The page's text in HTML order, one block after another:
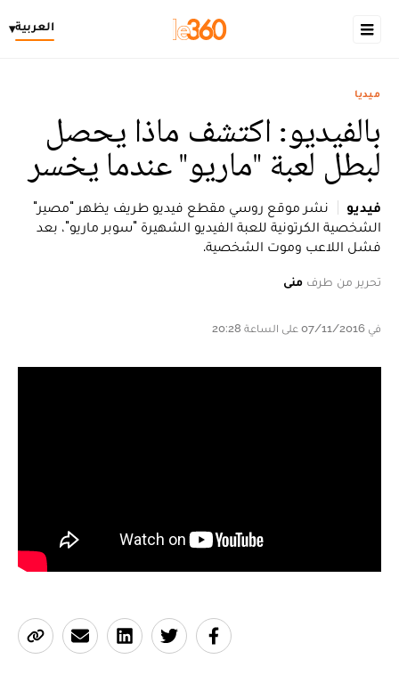
العربية▾
ميديا
بالفيديو: اكتشف ماذا يحصل
لبطل لعبة "ماريو" عندما يخسر
فيديو
نشر موقع روسي مقطع فيديو طريف يظهر "مصير"
الشخصية الكرتونية للعبة الفيديو الشهيرة "سوبر ماريو"، بعد
فشل اللاعب وموت الشخصية.
تحرير من طرف منى
في 07/11/2016 على الساعة 20:28